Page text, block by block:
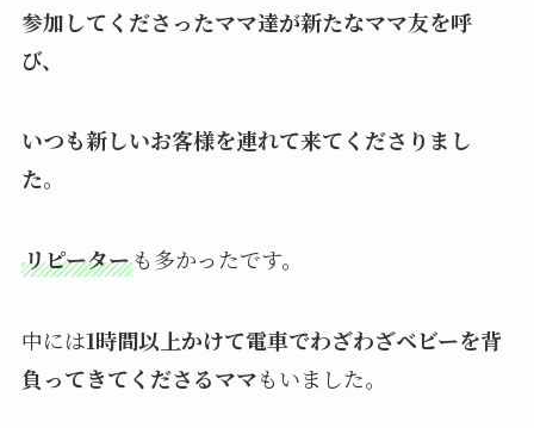
参加してくださったママ達が新たなママ友を呼
び、
いつも新しいお客様を連れて来てくださりまし
た。
リピーターも多かったです。
中には1時間以上かけて電車でわざわざベビーを背
負ってきてくださるママもいました。